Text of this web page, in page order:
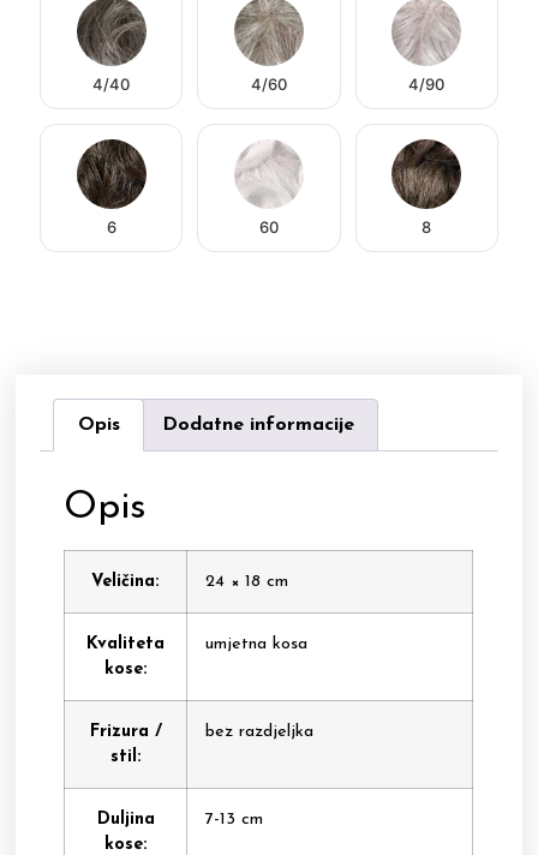
4/40 4/60 4/90
6 60 8
Opis Dodatne informacije
Opis
Veličina: 24 × 18 cm
Kvaliteta
kose:
umjetna kosa
Frizura /
stil:
bez razdjeljka
Duljina
kose:
7-13 cm